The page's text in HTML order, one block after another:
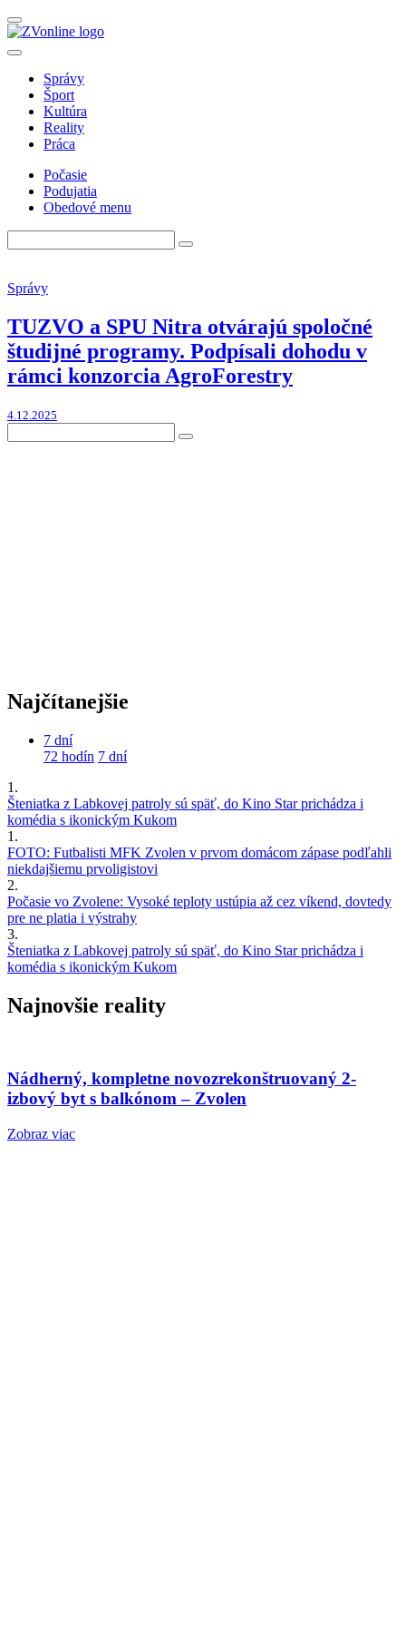
Správy
Šport
Kultúra
Reality
Práca
Počasie
Podujatia
Obedové menu
Správy
TUZVO a SPU Nitra otvárajú spoločné
študijné programy. Podpísali dohodu v
rámci konzorcia AgroForestry
4.12.2025
Najčítanejšie
7 dní
72 hodín 7 dní
1.
Šteniatka z Labkovej patroly sú späť, do Kino Star prichádza i
komédia s ikonickým Kukom
1.
FOTO: Futbalisti MFK Zvolen v prvom domácom zápase podľahli
niekdajšiemu prvoligistovi
2.
Počasie vo Zvolene: Vysoké teploty ustúpia až cez víkend, dovtedy
pre ne platia i výstrahy
3.
Šteniatka z Labkovej patroly sú späť, do Kino Star prichádza i
komédia s ikonickým Kukom
Najnovšie reality
Nádherný, kompletne novozrekonštruovaný 2-
izbový byt s balkónom – Zvolen
Zobraz viac